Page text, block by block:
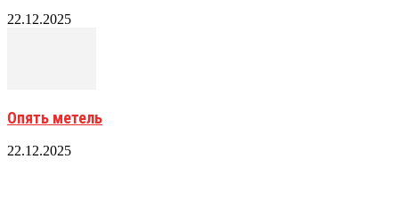
22.12.2025
Опять метель
22.12.2025